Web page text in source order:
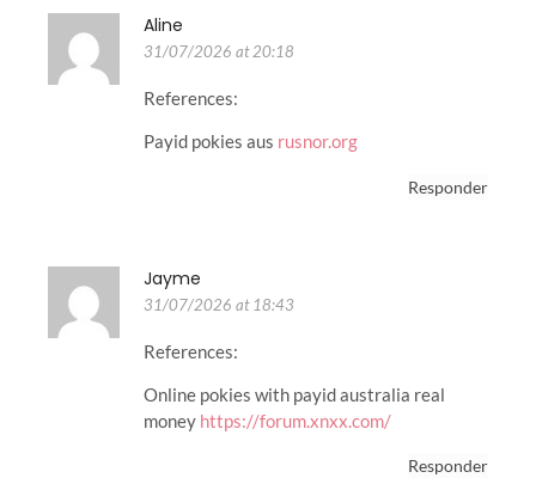
Aline
31/07/2026 at 20:18
References:
Payid pokies aus rusnor.org
Responder
Jayme
31/07/2026 at 18:43
References:
Online pokies with payid australia real
money https://forum.xnxx.com/
Responder